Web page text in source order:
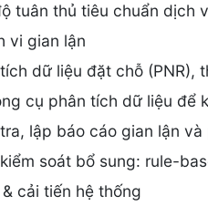
tuân thủ tiêu chuẩn dịch
vi gian lận
dữ liệu đặt chỗ (PNR),
cụ phân tích dữ liệu để
lập báo cáo gian lận
soát bổ sung: rule-
cải tiến hệ thống